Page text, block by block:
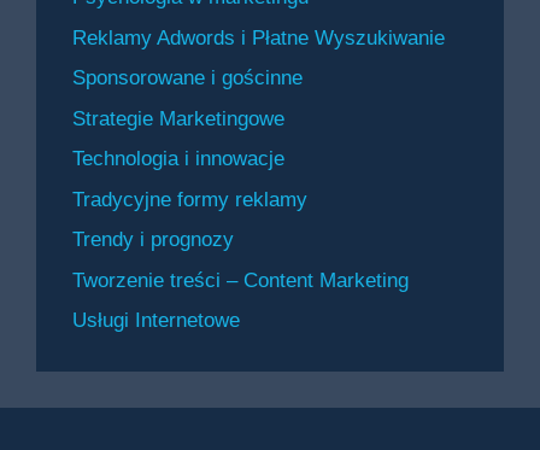
Reklamy Adwords i Płatne Wyszukiwanie
Sponsorowane i gościnne
Strategie Marketingowe
Technologia i innowacje
Tradycyjne formy reklamy
Trendy i prognozy
Tworzenie treści – Content Marketing
Usługi Internetowe